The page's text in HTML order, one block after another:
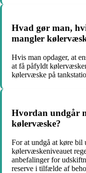
Hvad gør man,
mangler
Hvis man opdager, at
at få påfyldt
kølervæske på
Hvordan undgår
kølervæske?
For at undgå at køre
kølervæskeniveauet
anbefalinger for
reserve i tilfælde af